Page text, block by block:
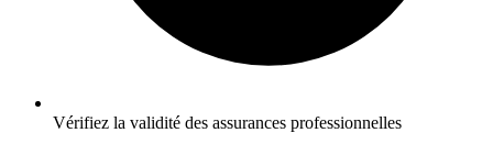
Vérifiez la validité des assurances professionnelles